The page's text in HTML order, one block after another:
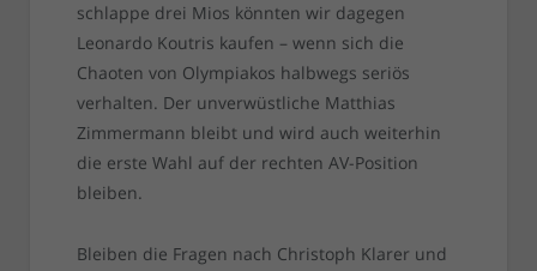
schlappe drei Mios könnten wir dagegen
Leonardo Koutris kaufen – wenn sich die
Chaoten von Olympiakos halbwegs seriös
verhalten. Der unverwüstliche Matthias
Zimmermann bleibt und wird auch weiterhin
die erste Wahl auf der rechten AV-Position
bleiben.
Bleiben die Fragen nach Christoph Klarer und